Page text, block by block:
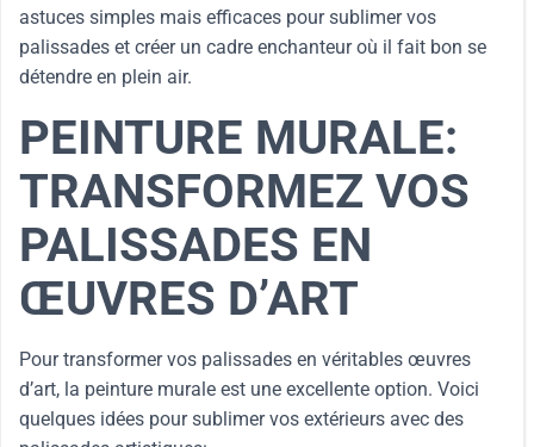
astuces simples mais efficaces pour sublimer vos
palissades et créer un cadre enchanteur où il fait bon se
détendre en plein air.
PEINTURE MURALE:
TRANSFORMEZ VOS
PALISSADES EN
ŒUVRES D’ART
Pour transformer vos palissades en véritables œuvres
d’art, la peinture murale est une excellente option. Voici
quelques idées pour sublimer vos extérieurs avec des